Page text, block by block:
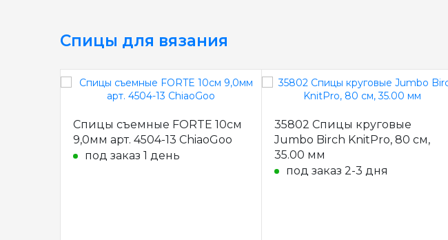
Спицы для вязания
Спицы съемные FORTE 10см
9,0мм арт. 4504-13 ChiaoGoo
под заказ 1 день
35802 Спицы круговые
Jumbo Birch KnitPro, 80 см,
35.00 мм
под заказ 2-3 дня